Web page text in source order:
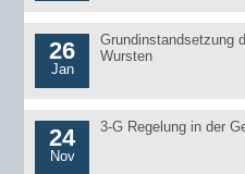
26
Jan
Grundinstandsetzung
Wursten
24
Nov
3-G Regelung in der